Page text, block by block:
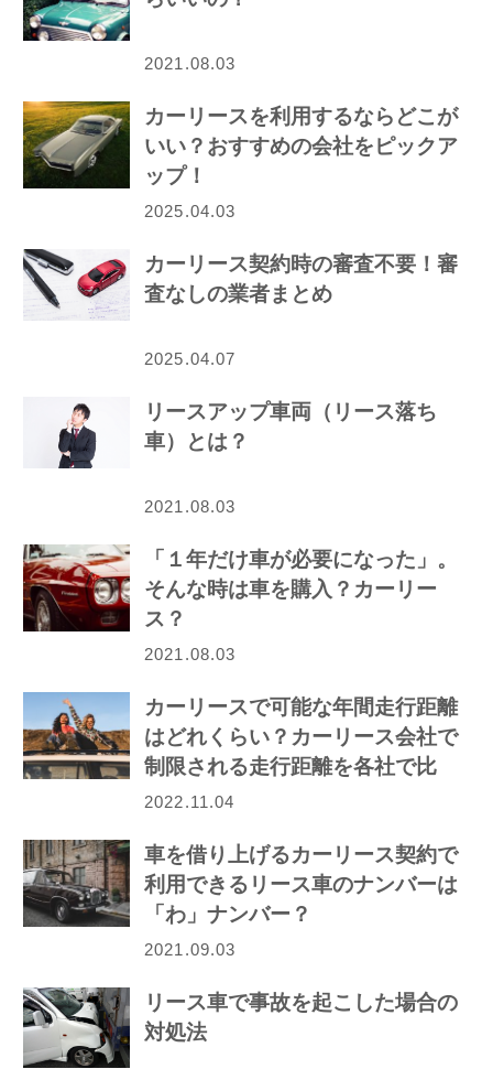
2021.08.03
カーリースを利用するならどこが
いい？おすすめの会社をピックア
ップ！
2025.04.03
カーリース契約時の審査不要！審
査なしの業者まとめ
2025.04.07
リースアップ車両（リース落ち
車）とは？
2021.08.03
「１年だけ車が必要になった」。
そんな時は車を購入？カーリー
ス？
2021.08.03
カーリースで可能な年間走行距離
はどれくらい？カーリース会社で
制限される走行距離を各社で比
較！
2022.11.04
車を借り上げるカーリース契約で
利用できるリース車のナンバーは
「わ」ナンバー？
2021.09.03
リース車で事故を起こした場合の
対処法